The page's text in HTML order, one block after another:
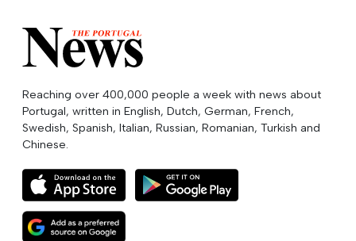
Reaching over 400,000 people a week with news about
Portugal, written in English, Dutch, German, French,
Swedish, Spanish, Italian, Russian, Romanian, Turkish and
Chinese.